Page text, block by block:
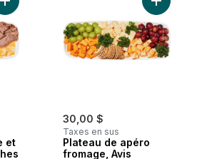
et
Ajouter Plateau de viande et fromage en
30,00 $
Taxes en sus
Plateau de apéro
fromage, Avis